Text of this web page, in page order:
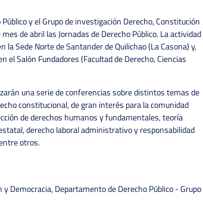
y el Grupo de investigación Derecho, Constitución
de abril las Jornadas de Derecho Público. La actividad
la Sede Norte de Santander de Quilichao (La Casona) y,
el Salón Fundadores (Facultad de Derecho, Ciencias
una serie de conferencias sobre distintos temas de
constitucional, de gran interés para la comunidad
de derechos humanos y fundamentales, teoría
derecho laboral administrativo y responsabilidad
otros.
Democracia, Departamento de Derecho Público - Grupo